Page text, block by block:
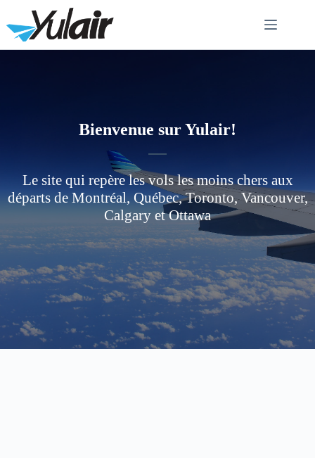
content
Bienvenue sur Yulair!
Le site qui repère les vols les moins chers aux
départs de Montréal, Québec, Toronto, Vancouver,
Calgary et Ottawa